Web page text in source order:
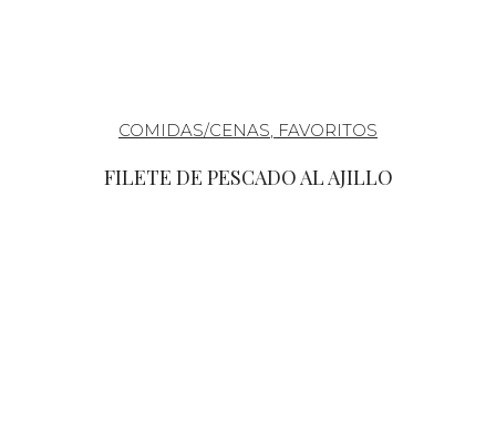
COMIDAS/CENAS, FAVORITOS
FILETE DE PESCADO AL AJILLO